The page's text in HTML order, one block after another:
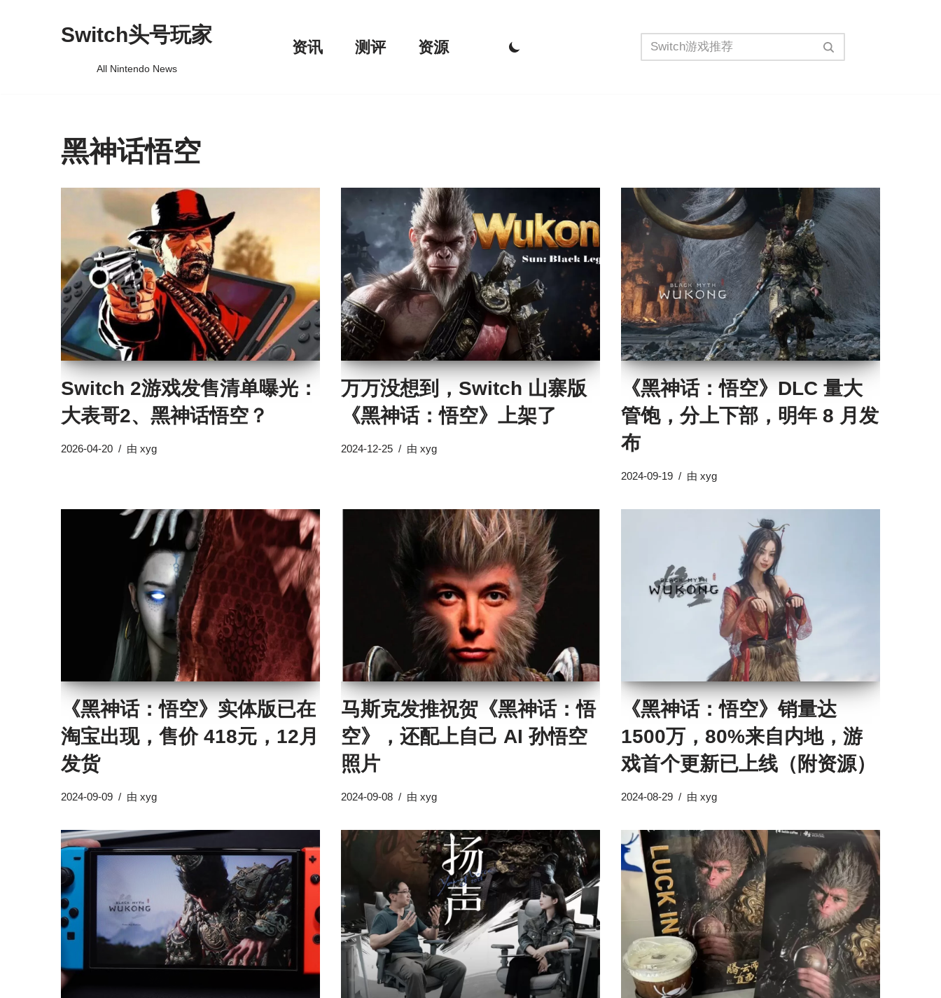
Switch头号玩家
All Nintendo News
资讯 测评 资源
黑神话悟空
Switch 2游戏发售清单曝光：
大表哥2、黑神话悟空？
2026-04-20 由 xyg
万万没想到，Switch 山寨版
《黑神话：悟空》上架了
2024-12-25 由 xyg
《黑神话：悟空》DLC 量大
管饱，分上下部，明年 8 月发
布
2024-09-19 由 xyg
《黑神话：悟空》实体版已在
淘宝出现，售价 418元，12月
发货
2024-09-09 由 xyg
马斯克发推祝贺《黑神话：悟
空》，还配上自己 AI 孙悟空
照片
2024-09-08 由 xyg
《黑神话：悟空》销量达
1500万，80%来自内地，游
戏首个更新已上线（附资源）
2024-08-29 由 xyg